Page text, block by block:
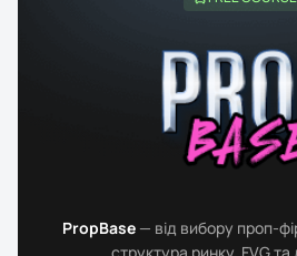
PropBase — від вибору проп-